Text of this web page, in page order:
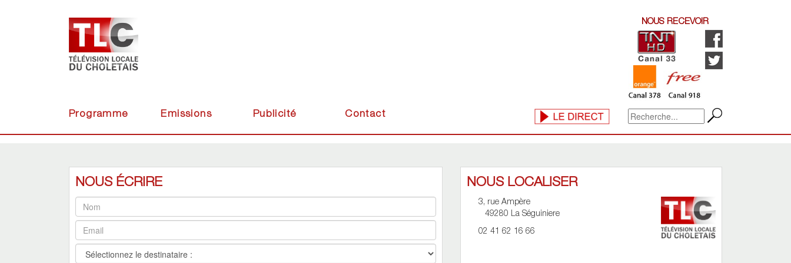
NOUS RECEVOIR
Programme Emissions Publicité Contact
NOUS ÉCRIRE NOUS LOCALISER
3, rue Ampère
49280 La Séguiniere
02 41 62 16 66